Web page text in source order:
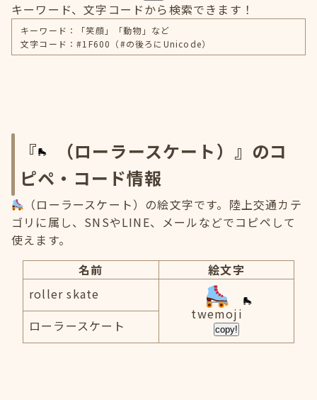
キーワード、文字コードから検索できます！
キーワード：「笑顔」「動物」など
文字コード：#1F600（#の後ろにUnicode）
『
（ローラースケート）』のコ
ピペ・コード情報
（ローラースケート）の絵文字です。陸上交通カテ
ゴリに属し、SNSやLINE、メールなどでコピペして
使えます。
名前
絵文字
roller skate
twemoji
copy!
ローラースケート